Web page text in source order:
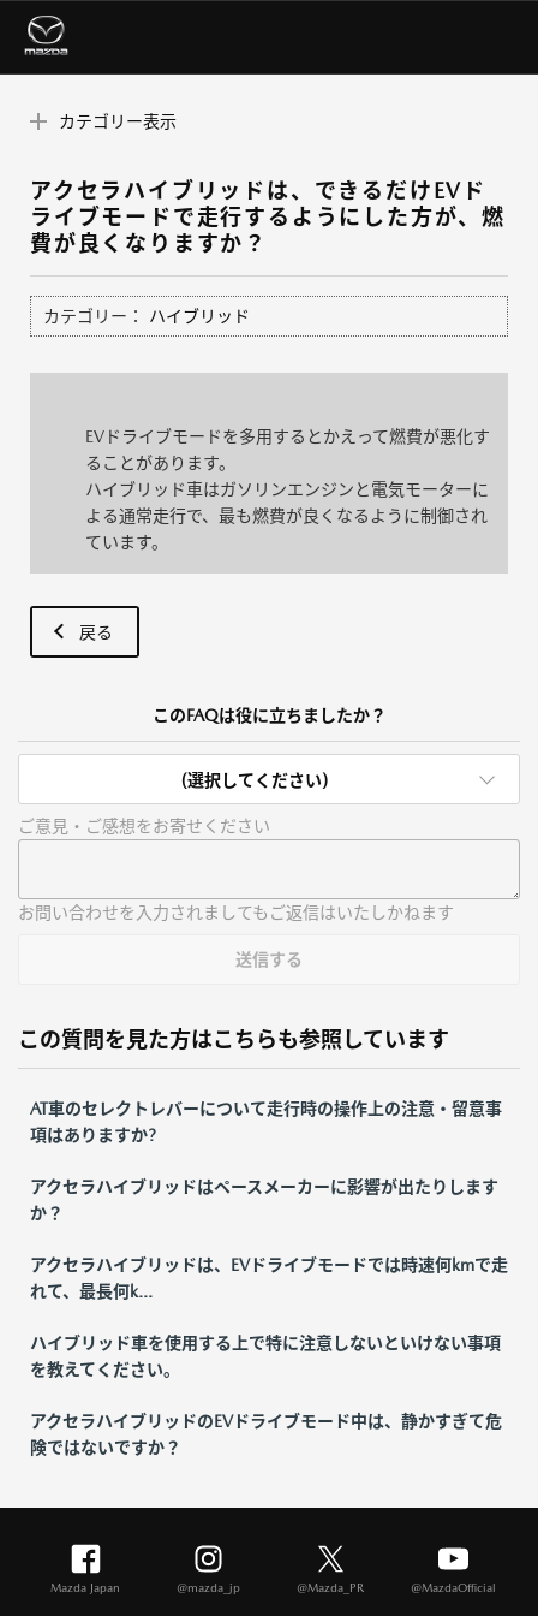
カテゴリー表示
アクセラハイブリッドは、できるだけEVド
ライブモードで走行するようにした方が、燃
費が良くなりますか？
カテゴリー： ハイブリッド
EVドライブモードを多用するとかえって燃費が悪化す
ることがあります。
ハイブリッド車はガソリンエンジンと電気モーターに
よる通常走行で、最も燃費が良くなるように制御され
ています。
戻る
このFAQは役に立ちましたか？
(選択してください)
ご意見・ご感想をお寄せください
お問い合わせを入力されましてもご返信はいたしかねます
送信する
この質問を見た方はこちらも参照しています
AT車のセレクトレバーについて走行時の操作上の注意・留意事
項はありますか?
アクセラハイブリッドはペースメーカーに影響が出たりします
か？
アクセラハイブリッドは、EVドライブモードでは時速何kmで走
れて、最長何k...
ハイブリッド車を使用する上で特に注意しないといけない事項
を教えてください。
アクセラハイブリッドのEVドライブモード中は、静かすぎて危
険ではないですか？
Mazda Japan @mazda_jp @Mazda_PR @MazdaOfficial